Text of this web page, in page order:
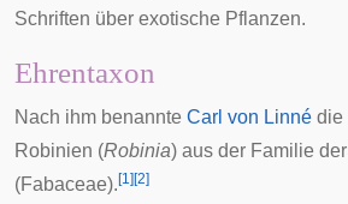
Schriften über exotische Pflanzen.
Ehrentaxon
Nach ihm benannte Carl von Linné die
Robinien (Robinia) aus der Familie der
(Fabaceae). [1] [2]